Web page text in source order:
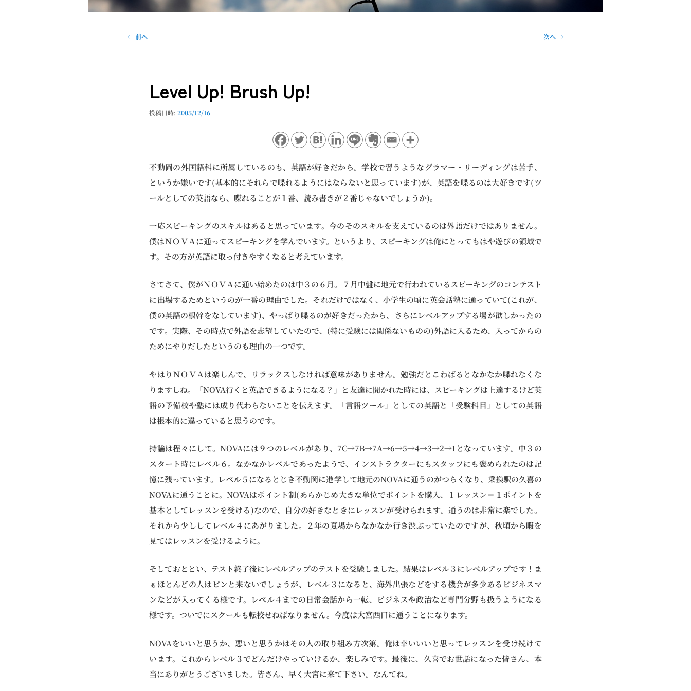
投
←前へ 次へ→
Level Up! Brush Up!
投稿日時:2005/12/16
不動岡の外国語科に所属しているのも、英語が好きだから。学校で習うようなグラマー・リーディングは苦手、
というか嫌いです(基本的にそれらで喋れるようにはならないと思っています)が、英語を喋るのは大好きです(ツ
ールとしての英語なら、喋れることが１番、読み書きが２番じゃないでしょうか)。
一応スピーキングのスキルはあると思っています。今のそのスキルを支えているのは外語だけではありません。
僕はＮＯＶＡに通ってスピーキングを学んでいます。というより、スピーキングは俺にとってもはや遊びの領域で
す。その方が英語に取っ付きやすくなると考えています。
さてさて、僕がＮＯＶＡに通い始めたのは中３の６月。７月中盤に地元で行われているスピーキングのコンテスト
に出場するためというのが一番の理由でした。それだけではなく、小学生の頃に英会話塾に通っていて(これが、
僕の英語の根幹をなしています)、やっぱり喋るのが好きだったから、さらにレベルアップする場が欲しかったの
です。実際、その時点で外語を志望していたので、(特に受験には関係ないものの)外語に入るため、入ってからの
ためにやりだしたというのも理由の一つです。
やはりＮＯＶＡは楽しんで、リラックスしなければ意味がありません。勉強だとこわばるとなかなか喋れなくな
りますしね。「NOVA行くと英語できるようになる？」と友達に聞かれた時には、スピーキングは上達するけど英
語の予備校や塾には成り代わらないことを伝えます。「言語ツール」としての英語と「受験科目」としての英語
は根本的に違っていると思うのです。
持論は程々にして。NOVAには９つのレベルがあり、7C→7B→7A→6→5→4→3→2→1となっています。中３の
スタート時にレベル６。なかなかレベルであったようで、インストラクターにもスタッフにも褒められたのは記
憶に残っています。レベル５になるとじき不動岡に進学して地元のNOVAに通うのがつらくなり、乗換駅の久喜の
NOVAに通うことに。NOVAはポイント制(あらかじめ大きな単位でポイントを購入、１レッスン＝１ポイントを
基本としてレッスンを受ける)なので、自分の好きなときにレッスンが受けられます。通うのは非常に楽でした。
それから少ししてレベル４にあがりました。２年の夏場からなかなか行き渋ぶっていたのですが、秋頃から暇を
見てはレッスンを受けるように。
そしておととい、テスト終了後にレベルアップのテストを受験しました。結果はレベル３にレベルアップです！ま
ぁほとんどの人はピンと来ないでしょうが、レベル３になると、海外出張などをする機会が多少あるビジネスマ
ンなどが入ってくる様です。レベル４までの日常会話から一転、ビジネスや政治など専門分野も扱うようになる
様です。ついでにスクールも転校せねばなりません。今度は大宮西口に通うことになります。
NOVAをいいと思うか、悪いと思うかはその人の取り組み方次第。俺は幸いいいと思ってレッスンを受け続けて
います。これからレベル３でどんだけやっていけるか、楽しみです。最後に、久喜でお世話になった皆さん、本
当にありがとうございました。皆さん、早く大宮に来て下さい。なんてね。